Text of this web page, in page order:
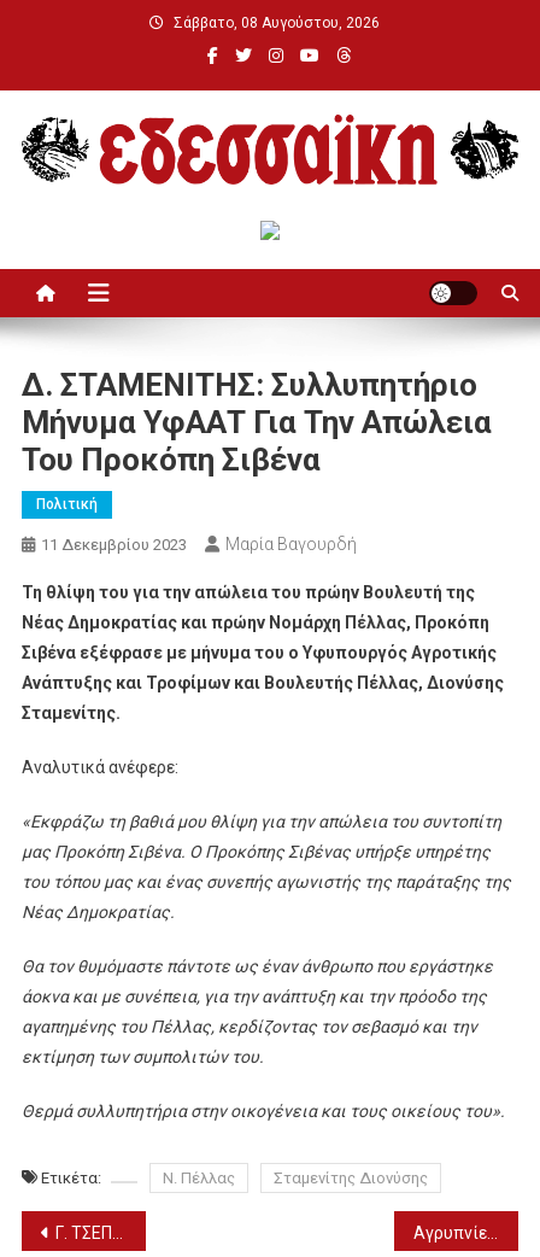
Σάββατο, 08 Αυγούστου, 2026
Δ. ΣΤΑΜΕΝΙΤΗΣ: Συλλυπητήριο
Μήνυμα ΥφΑΑΤ Για Την Απώλεια
Του Προκόπη Σιβένα
Πολιτική
11 Δεκεμβρίου 2023 Μαρία Βαγουρδή
Τη θλίψη του για την απώλεια του πρώην Βουλευτή της
Νέας Δημοκρατίας και πρώην Νομάρχη Πέλλας, Προκόπη
Σιβένα εξέφρασε με μήνυμα του ο Υφυπουργός Αγροτικής
Ανάπτυξης και Τροφίμων και Βουλευτής Πέλλας, Διονύσης
Σταμενίτης.
Αναλυτικά ανέφερε:
«Εκφράζω τη βαθιά μου θλίψη για την απώλεια του συντοπίτη
μας Προκόπη Σιβένα. Ο Προκόπης Σιβένας υπήρξε υπηρέτης
του τόπου μας και ένας συνεπής αγωνιστής της παράταξης της
Νέας Δημοκρατίας.
Θα τον θυμόμαστε πάντοτε ως έναν άνθρωπο που εργάστηκε
άοκνα και με συνέπεια, για την ανάπτυξη και την πρόοδο της
αγαπημένης του Πέλλας, κερδίζοντας τον σεβασμό και την
εκτίμηση των συμπολιτών του.
Θερμά συλλυπητήρια στην οικογένεια και τους οικείους του».
Ετικέτα: Ν. Πέλλας Σταμενίτης Διονύσης
Πλοήγηση
Γ. ΤΣΕΠΚΕΝΤΖΗΣ – ΣΤ. ΦΟΥΝΤΟΥΚΙΔΗΣ: ΣΥΝΑΝΤΗΣΗ ΕΡΓΑΣΙΑΣ ΣΤΟΝ Π. ΑΓΙΟ ΑΘΑΝΑΣΙΟ